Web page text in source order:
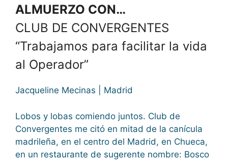
ALMUERZO CON…
CLUB DE CONVERGENTES
“Trabajamos para facilitar la vida
al Operador”
Jacqueline Mecinas | Madrid
Lobos y lobas comiendo juntos. Club de
Convergentes me citó en mitad de la canícula
madrileña, en el centro del Madrid, en Chueca,
en un restaurante de sugerente nombre: Bosco